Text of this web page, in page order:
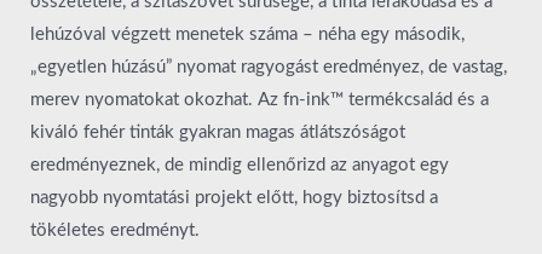
lehúzóval végzett menetek száma – néha egy második,
„egyetlen húzású” nyomat ragyogást eredményez, de vastag,
merev nyomatokat okozhat. Az fn-ink™ termékcsalád és a
kiváló fehér tinták gyakran magas átlátszóságot
eredményeznek, de mindig ellenőrizd az anyagot egy
nagyobb nyomtatási projekt előtt, hogy biztosítsd a
tökéletes eredményt.